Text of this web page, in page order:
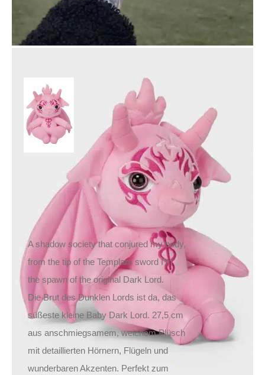
Killstar Stofftier
Kreeptures Baby Dark
Lord
29,90 €
Inkl. MwSt.
Versand
Lieferzeit: ca. 1-2 Tage DE, ca. 3-4 Tage EU
A shadow society that conjured my body,
from the tip of the Templars sword I’m
the spawn of the original Dark Lord.
Die Brut des Dunklen Lords ist da, das
süßeste kleine Baby Dark Lord. 27,5 cm
aus anschmiegsamem, weichem Plüsch
mit detaillierten Hörnern, Flügeln und
wunderbaren Akzenten. Perfekt zum